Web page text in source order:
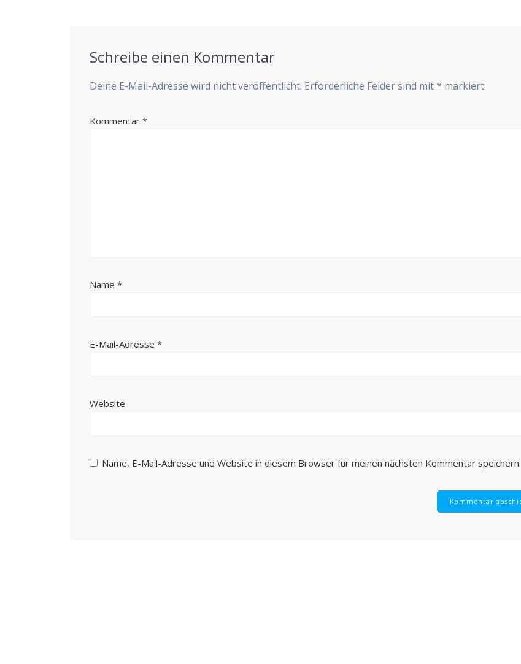
Schreibe einen Kommentar
Deine E-Mail-Adresse wird nicht veröffentlicht. Erforderliche Felder sind mit* markiert
Kommentar*
Name*
E-Mail-Adresse*
Website
Name, E-Mail-Adresse und Website in diesem Browser für meinen nächsten Kommentar speichern.